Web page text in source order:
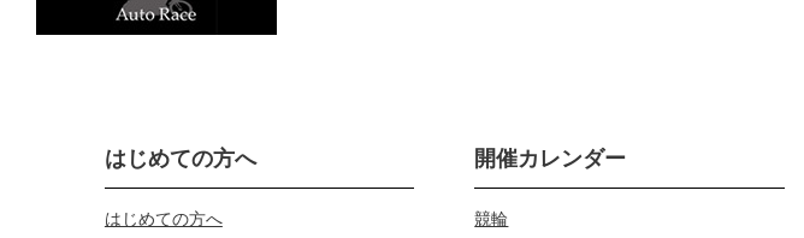
はじめての方へ
はじめての方へ
開催カレンダー
競輪